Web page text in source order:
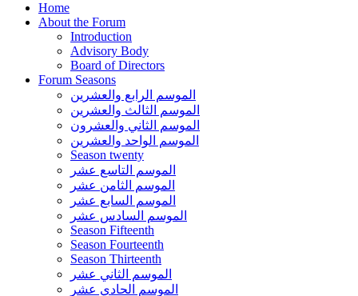
Home
About the Forum
Introduction
Advisory Body
Board of Directors
Forum Seasons
الموسم الرابع والعشرين
الموسم الثالث والعشرين
الموسم الثاني والعشرون
الموسم الواحد والعشرين
Season twenty
الموسم التاسع عشر
الموسم الثامن عشر
الموسم السابع عشر
الموسم السادس عشر
Season Fifteenth
Season Fourteenth
Season Thirteenth
الموسم الثاني عشر
الموسم الحادي عشر